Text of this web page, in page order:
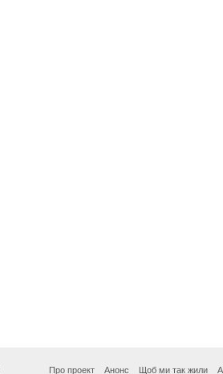
Про проект Анонс Щоб ми так жили